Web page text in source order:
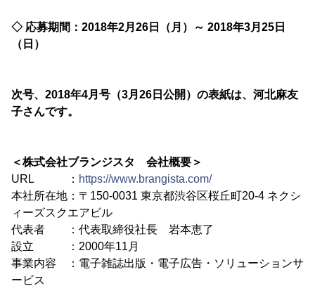
◇ 応募期間：2018年2月26日（月）～ 2018年3月25日
（日）
次号、2018年4月号（3月26日公開）の表紙は、河北麻友
子さんです。
＜株式会社ブランジスタ 会社概要＞
URL ： https://www.brangista.com/
本社所在地：〒150-0031 東京都渋谷区桜丘町20-4 ネクシ
ィーズスクエアビル
代表者 ：代表取締役社長 岩本恵了
設立 ：2000年11月
事業内容 ：電子雑誌出版・電子広告・ソリューションサ
ービス